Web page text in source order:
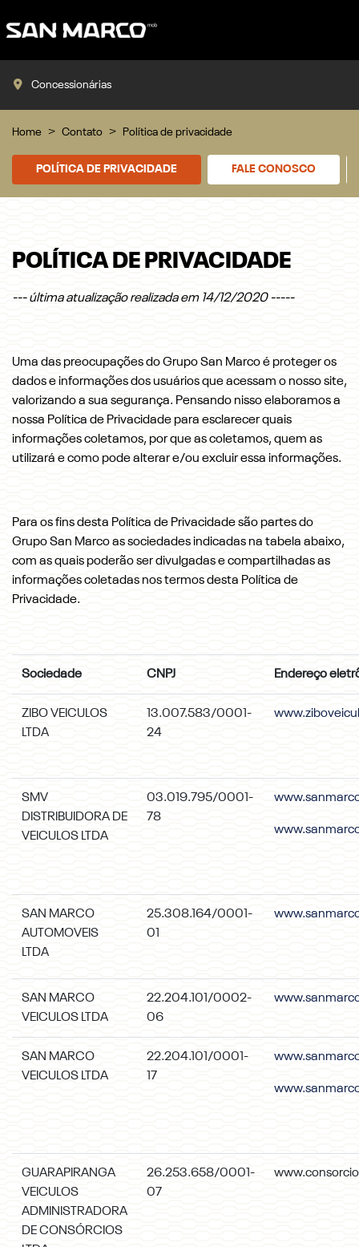
Concessionárias
Home Contato Política de privacidade
FALE CONOSCO
POLÍTICA DE PRIVACIDADE
POLÍTICA DE PRIVACIDADE
--- última atualização realizada em 14/12/2020 -----
Uma das preocupações do Grupo San Marco é proteger os
dados e informações dos usuários que acessam o nosso site,
valorizando a sua segurança. Pensando nisso elaboramos a
nossa Política de Privacidade para esclarecer quais
informações coletamos, por que as coletamos, quem as
utilizará e como pode alterar e/ou excluir essa informações.
Para os fins desta Política de Privacidade são partes do
Grupo San Marco as sociedades indicadas na tabela abaixo,
com as quais poderão ser divulgadas e compartilhadas as
informações coletadas nos termos desta Política de
Privacidade.
Sociedade CNPJ Endereço
ZIBO VEICULOS
LTDA
13.007.583/0001-
24
SMV
DISTRIBUIDORA DE
VEICULOS LTDA
03.019.795/0001-
78
SAN MARCO
AUTOMOVEIS
LTDA
25.308.164/0001-
01
SAN MARCO
VEICULOS LTDA
22.204.101/0002-
06
SAN MARCO
VEICULOS LTDA
22.204.101/0001-
17
GUARAPIRANGA
VEICULOS
ADMINISTRADORA
DE CONSÓRCIOS
26.253.658/0001-
07